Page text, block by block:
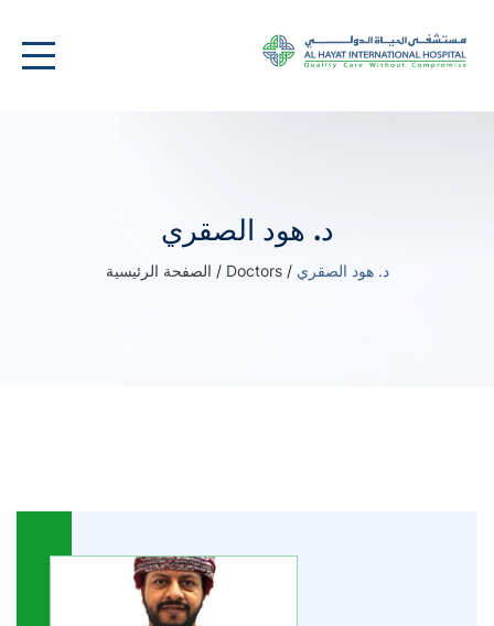
د. هود الصقري
الصفحة الرئيسية / Doctors / د. هود الصقري